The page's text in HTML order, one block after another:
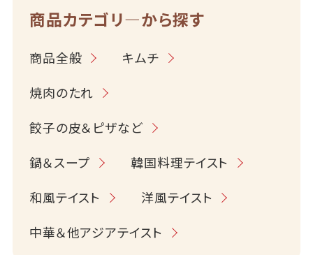
商品カテゴリ―から探す
商品全般
キムチ
焼肉のたれ
餃子の皮＆ピザなど
鍋＆スープ
韓国料理テイスト
和風テイスト
洋風テイスト
中華＆他アジアテイスト